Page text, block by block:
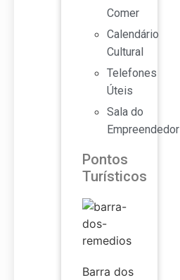
Comer
Calendário
Cultural
Telefones
Úteis
Sala do
Empreendedor
Pontos
Turísticos
Barra dos